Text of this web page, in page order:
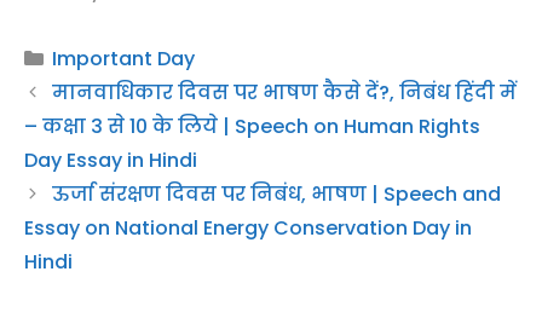
Categories
Important Day
मानवाधिकार दिवस पर भाषण कैसे दें?, निबंध हिंदी में
– कक्षा 3 से 10 के लिये | Speech on Human Rights
Day Essay in Hindi
ऊर्जा संरक्षण दिवस पर निबंध, भाषण | Speech and
Essay on National Energy Conservation Day in
Hindi